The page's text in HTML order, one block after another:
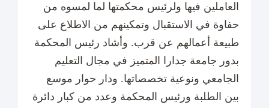
العاملين فيها ولرئيس محكمتها لما لمسوه من
حفاوة في الاستقبال وتمكينهم من الاطلاع على
طبيعة أعمالهم عن قرب. وأشاد رئيس المحكمة
بدور جامعة جدارا المتميز في مجال التعليم
الجامعي ونوعية تخصصاتها. ودار حوار موسع
بين الطلبة ورئيس المحكمة وعدد من كبار دائرة